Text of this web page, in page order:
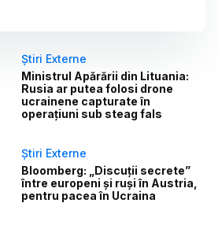
Știri Externe
Ministrul Apărării din Lituania:
Rusia ar putea folosi drone
ucrainene capturate în
operațiuni sub steag fals
Știri Externe
Bloomberg: „Discuții secrete”
între europeni și ruși în Austria,
pentru pacea în Ucraina